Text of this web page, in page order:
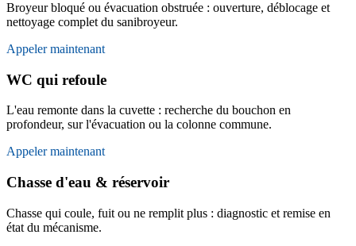
Broyeur bloqué ou évacuation obstruée : ouverture, déblocage et
nettoyage complet du sanibroyeur.
Appeler maintenant
WC qui refoule
L'eau remonte dans la cuvette : recherche du bouchon en
profondeur, sur l'évacuation ou la colonne commune.
Appeler maintenant
Chasse d'eau & réservoir
Chasse qui coule, fuit ou ne remplit plus : diagnostic et remise en
état du mécanisme.